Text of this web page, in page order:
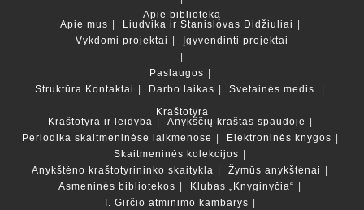
Apie biblioteką
Apie mus
Liudvika ir Stanislovas Didžiuliai
Vykdomi projektai
Įgyvendinti projektai
Paslaugos
Struktūra Kontaktai Darbo laikas
Svetainės medis
Kraštotyra
Kraštotyra ir leidyba
Anykščių kraštas spaudoje
Periodika skaitmeninėse laikmenose
Elektroninės knygos
Skaitmeninės kolekcijos
Anykštėno kraštotyrininko skaitykla
Žymūs anykštėnai
Asmeninės bibliotekos
Klubas „Knyginyčia“
I. Girčio atminimo kambarys